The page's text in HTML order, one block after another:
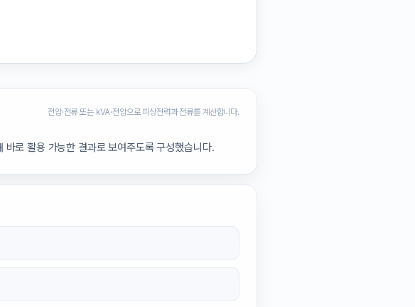
전압·전류 또는 kVA·전압으로 피상전력과 전류를 계산합니다.
바로 활용 가능한 결과로 보여주도록 구성했습니다.